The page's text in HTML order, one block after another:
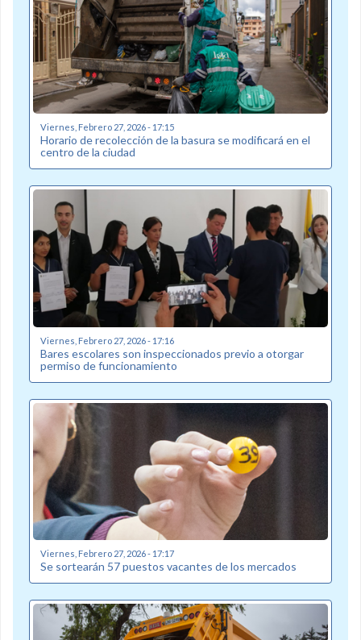
Viernes, Febrero 27, 2026 - 17:15
Horario de recolección de la basura se modificará en el
centro de la ciudad
Viernes, Febrero 27, 2026 - 17:16
Bares escolares son inspeccionados previo a otorgar
permiso de funcionamiento
Viernes, Febrero 27, 2026 - 17:17
Se sortearán 57 puestos vacantes de los mercados